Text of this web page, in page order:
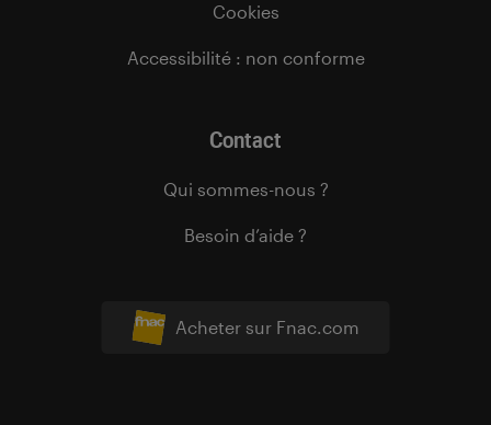
Acheter sur Fnac.com
Cookies
Accessibilité : non conforme
Contact
Qui sommes-nous ?
Besoin d’aide ?